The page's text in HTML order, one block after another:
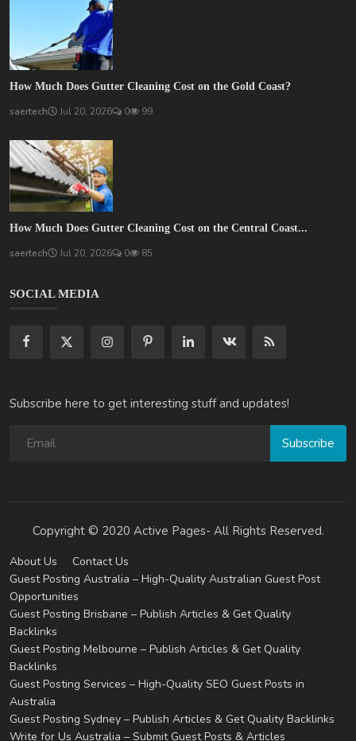
How Much Does Gutter Cleaning Cost on the Gold Coast?
saertech Jul 20, 2026 0 99
How Much Does Gutter Cleaning Cost on the Central Coast...
saertech Jul 20, 2026 0 85
SOCIAL MEDIA
Subscribe here to get interesting stuff and updates!
Subscribe
Copyright © 2020 Active Pages- All Rights Reserved.
About Us
Contact Us
Guest Posting Australia – High-Quality Australian Guest Post
Opportunities
Guest Posting Brisbane – Publish Articles & Get Quality
Backlinks
Guest Posting Melbourne – Publish Articles & Get Quality
Backlinks
Guest Posting Services – High-Quality SEO Guest Posts in
Australia
Guest Posting Sydney – Publish Articles & Get Quality Backlinks
Write for Us Australia – Submit Guest Posts & Articles